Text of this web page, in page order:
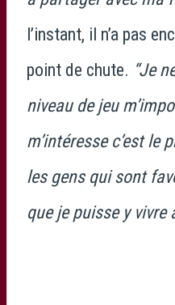
l’instant, il n’a pas
point de chute. “Je
niveau de jeu
m’intéresse c’est le
les gens qui sont
que je puisse y vivre